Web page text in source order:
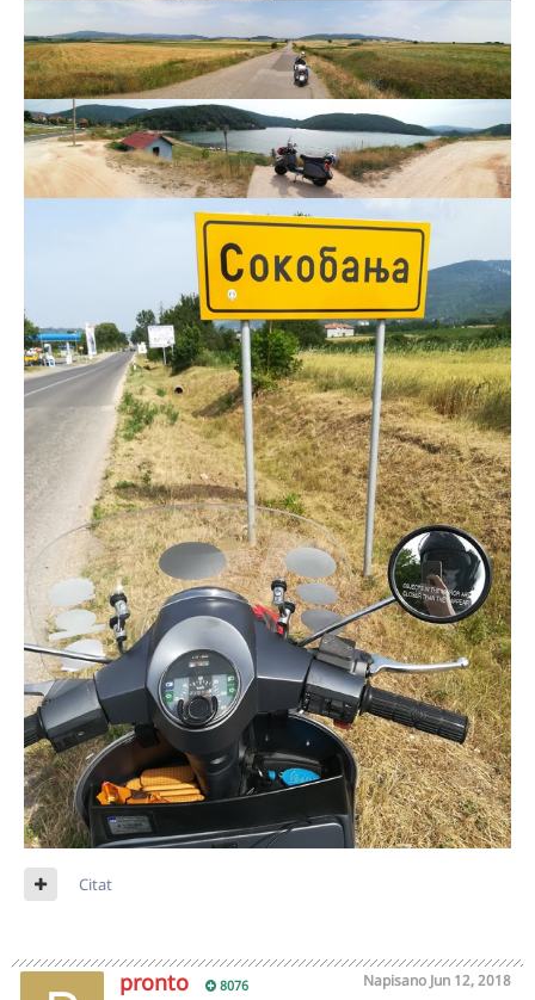
Citat
pronto 8076 Napisano Jun 12, 2018